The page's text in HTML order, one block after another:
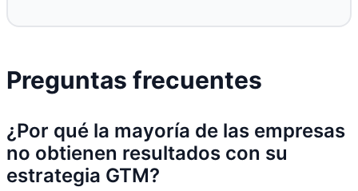
Preguntas frecuentes
¿Por qué la mayoría de las empresas
no obtienen resultados con su
estrategia GTM?